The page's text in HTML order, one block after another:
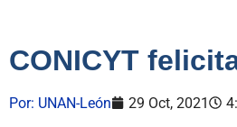
CONICYT
Por: UNAN-León 29 Oct, 2021